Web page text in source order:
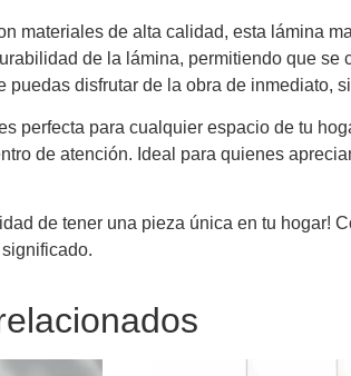
materiales de alta calidad, esta lámina
de la lámina, permitiendo que
puedas disfrutar de la obra de inmediato,
perfecta para cualquier espacio de tu
de atención. Ideal para quienes
de tener una pieza única en tu hogar!